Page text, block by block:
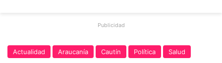
Publicidad
Actualidad Araucanía Cautín Política Salud